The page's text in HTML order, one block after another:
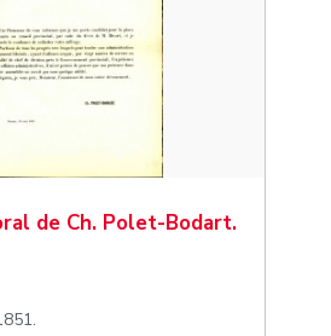
de Ch. Polet-Bodart.